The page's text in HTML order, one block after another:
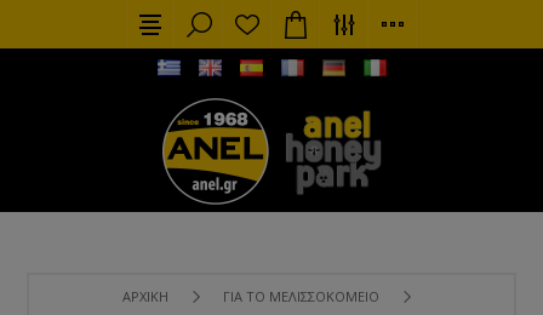
ΑΡΧΙΚΉ ΓΙΑ ΤΟ ΜΕΛΙΣΣΟΚΟΜΕΊΟ